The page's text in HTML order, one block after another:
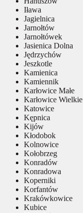
Iława
Jagielnica
Jarnołtów
Jarnołtówek
Jasienica Dolna
Jędrzychów
Jeszkotle
Kamienica
Kamiennik
Karłowice Małe
Karłowice Wielkie
Katowice
Kępnica
Kijów
Kłodobok
Kolnowice
Kołobrzeg
Konradów
Konradowa
Koperniki
Korfantów
Krakówkowice
Kubice